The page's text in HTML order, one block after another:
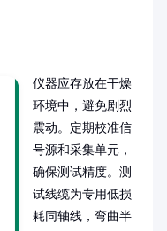
仪器应存放在干燥
环境中，避免剧烈
震动。定期校准信
号源和采集单元，
确保测试精度。测
试线缆为专用低损
耗同轴线，弯曲半